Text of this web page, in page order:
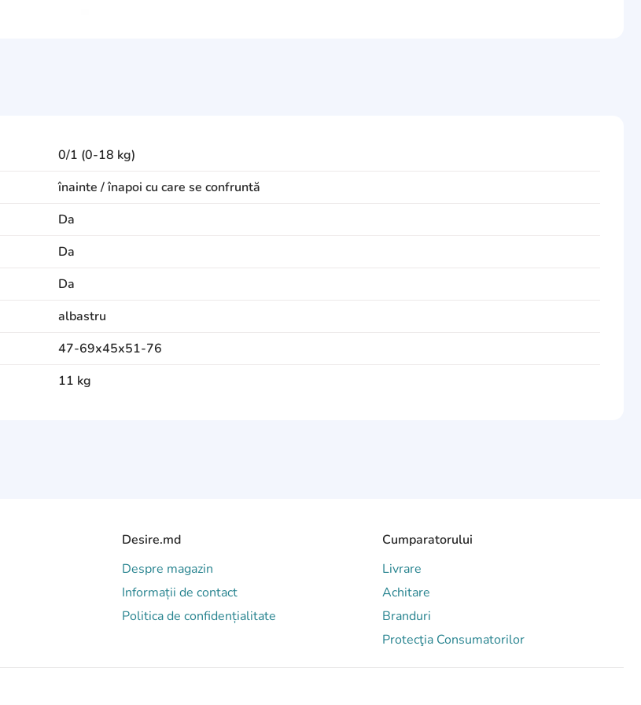
0/1 (0-18 kg)
înainte / înapoi cu care se confruntă
Da
Da
Da
albastru
47-69х45х51-76
11 kg
Desire.md
Despre magazin
Informații de contact
Politica de confidențialitate
Cumparatorului
Livrare
Achitare
Branduri
Protecţia Consumatorilor